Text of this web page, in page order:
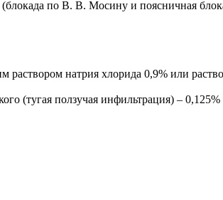
(блокада по В. В. Мосину и поясничная
раствором натрия хлорида 0,9% или
(тугая ползучая инфильтрация) – 0,125%